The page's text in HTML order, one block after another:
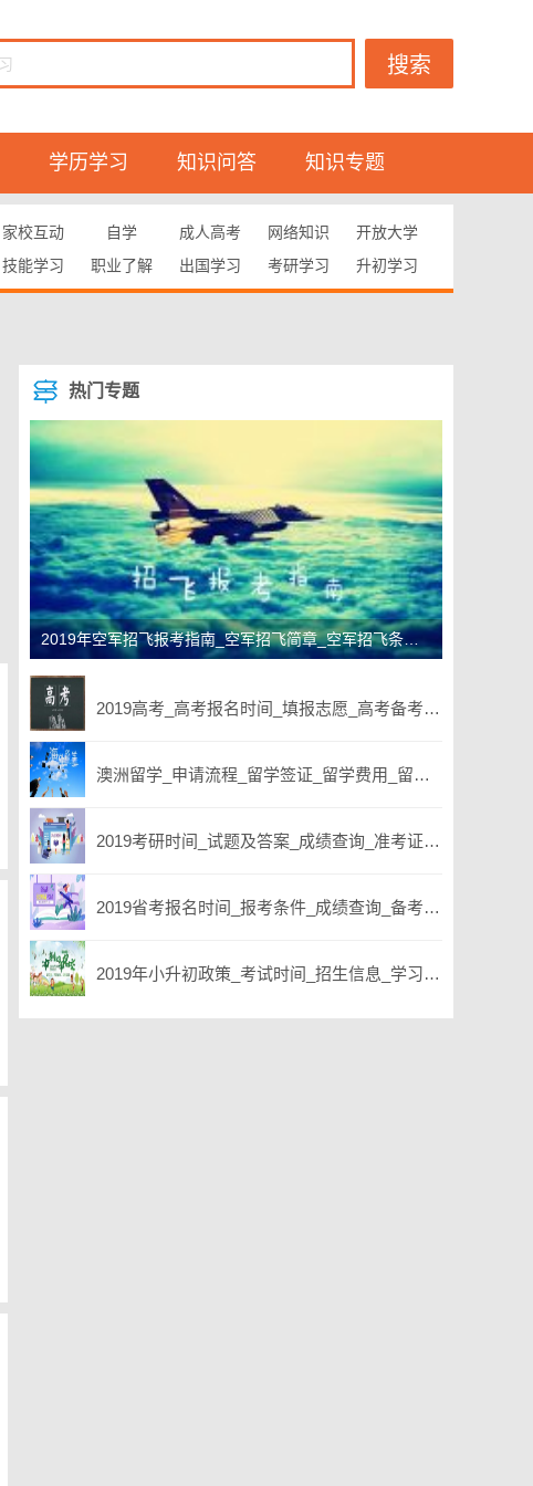
搜索
学历学习 知识问答 知识专题
家校互动 自学 成人高考 网络知识
开放大学
技能学习 职业了解 出国学习 考研学习 升初学习
热门专题
2019高考_高考报名时间_填报志愿_高考备考_高考分数查询
澳洲留学_申请流程_留学签证_留学费用_留学条件
2019考研时间_试题及答案_成绩查询_准考证打印
2019省考报名时间_报考条件_成绩查询_备考资料
2019年小升初政策_考试时间_招生信息_学习交流